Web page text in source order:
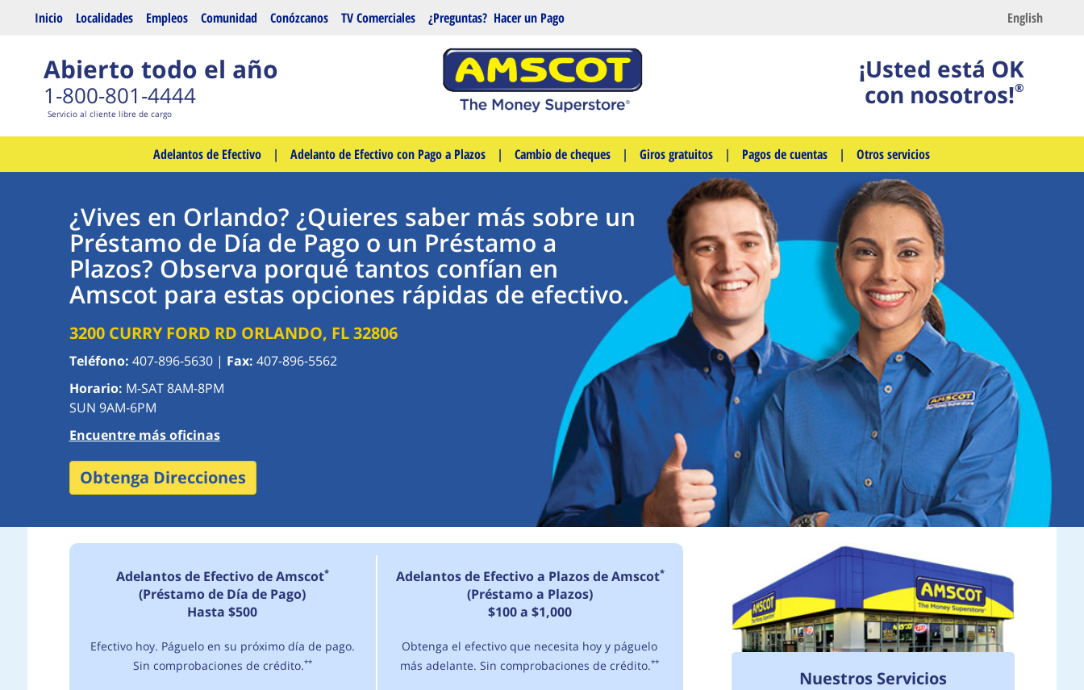
Saltar al contenido principal English
Inicio Localidades Empleos Comunidad Conózcanos TV Comerciales ¿Preguntas? Hacer un Pago
Abierto todo el año
1-800-801-4444
Servicio al cliente libre de cargo
¡Usted está OK
con nosotros!®
Adelantos de Efectivo | Adelanto de Efectivo con Pago a Plazos | Cambio de cheques | Giros gratuitos | Pagos de cuentas | Otros servicios
¿Vives en Orlando? ¿Quieres saber más sobre un
Préstamo de Día de Pago o un Préstamo a
Plazos? Observa porqué tantos confían en
Amscot para estas opciones rápidas de efectivo.
3200 CURRY FORD RD ORLANDO, FL 32806
Teléfono: 407-896-5630 | Fax: 407-896-5562
Horario: M-SAT 8AM-8PM
SUN 9AM-6PM
Encuentre más oficinas
Obtenga Direcciones
Adelantos de Efectivo de Amscot*
(Préstamo de Día de Pago)
Hasta $500
Efectivo hoy. Páguelo en su próximo día de pago.
Sin comprobaciones de crédito.**
Adelantos de Efectivo a Plazos de Amscot*
(Préstamo a Plazos)
$100 a $1,000
Obtenga el efectivo que necesita hoy y páguelo
más adelante. Sin comprobaciones de crédito.**
Nuestros Servicios